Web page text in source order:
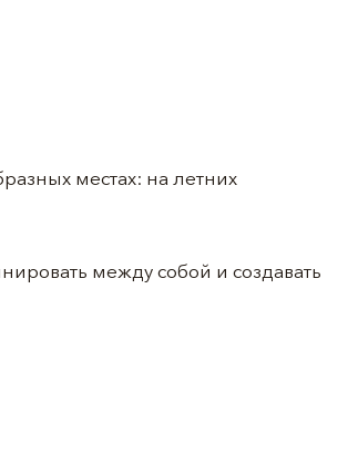
местах: на летних
между собой и создавать